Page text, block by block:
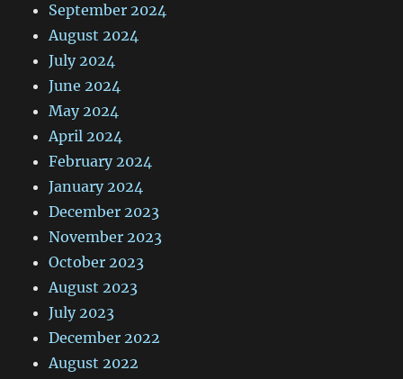
September 2024
August 2024
July 2024
June 2024
May 2024
April 2024
February 2024
January 2024
December 2023
November 2023
October 2023
August 2023
July 2023
December 2022
August 2022